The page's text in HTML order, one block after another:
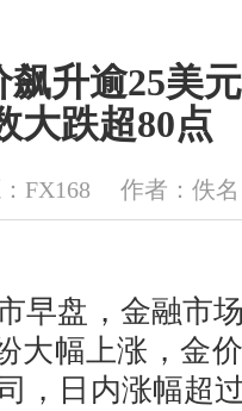
升逾25美
大跌超80点
FX168 作者：佚名
盘，金融市
大幅上涨，金
，日内涨幅超